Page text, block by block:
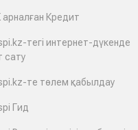
Кредит
тегі интернет-дүкенде
сату
те төлем қабылдау
Гид